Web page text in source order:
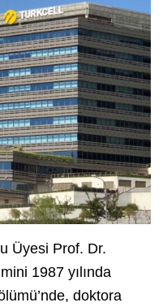
Üyesi Prof. Dr.
1987 yılında
doktora